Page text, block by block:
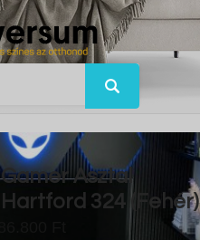
Gamer Asztal
Hartford 324 (Fehér)